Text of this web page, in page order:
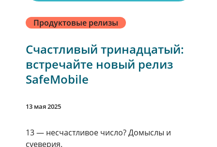
Продуктовые релизы
Счастливый тринадцатый:
встречайте новый релиз
SafeMobile
13 мая 2025
13 — несчастливое число? Домыслы и
суеверия.